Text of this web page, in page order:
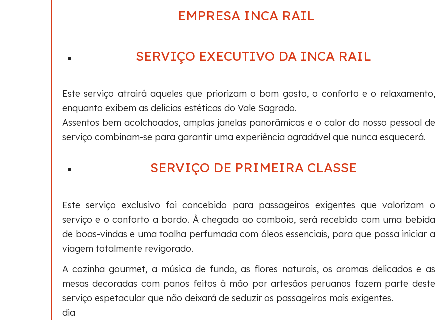
EMPRESA INCA RAIL
SERVIÇO EXECUTIVO DA INCA RAIL
Este serviço atrairá aqueles que priorizam o bom gosto, o conforto e o relaxamento,
enquanto exibem as delícias estéticas do Vale Sagrado.
Assentos bem acolchoados, amplas janelas panorâmicas e o calor do nosso pessoal de
serviço combinam-se para garantir uma experiência agradável que nunca esquecerá.
SERVIÇO DE PRIMEIRA CLASSE
Este serviço exclusivo foi concebido para passageiros exigentes que valorizam o
serviço e o conforto a bordo. À chegada ao comboio, será recebido com uma bebida
de boas-vindas e uma toalha perfumada com óleos essenciais, para que possa iniciar a
viagem totalmente revigorado.
A cozinha gourmet, a música de fundo, as flores naturais, os aromas delicados e as
mesas decoradas com panos feitos à mão por artesãos peruanos fazem parte deste
serviço espetacular que não deixará de seduzir os passageiros mais exigentes.
dia